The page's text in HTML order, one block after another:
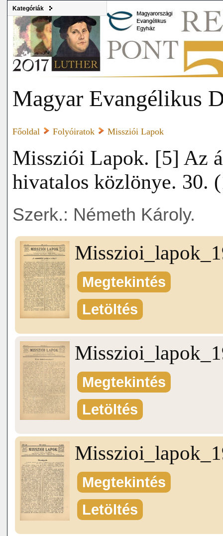
Kategóriák
Magyar Evangélikus
Főoldal Folyóiratok Missziói Lapok
Missziói Lapok. [5] Az
hivatalos közlönye. 30.
Szerk.: Németh Károly.
Megtekintés
Letöltés
Megtekintés
Letöltés
Megtekintés
Letöltés